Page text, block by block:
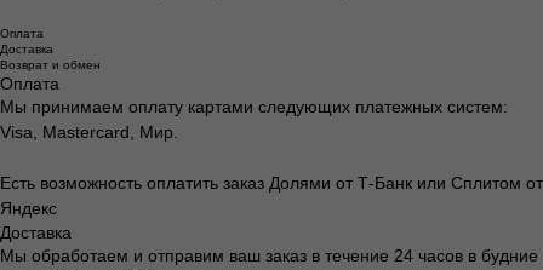
Оплата
Доставка
Возврат и обмен
Оплата
Мы принимаем оплату картами следующих платежных систем:
Visa, Mastercard, Мир.
Есть возможность оплатить заказ Долями от Т-Банк или Сплитом от
Яндекс
Доставка
Мы обработаем и отправим ваш заказ в течение 24 часов в будние